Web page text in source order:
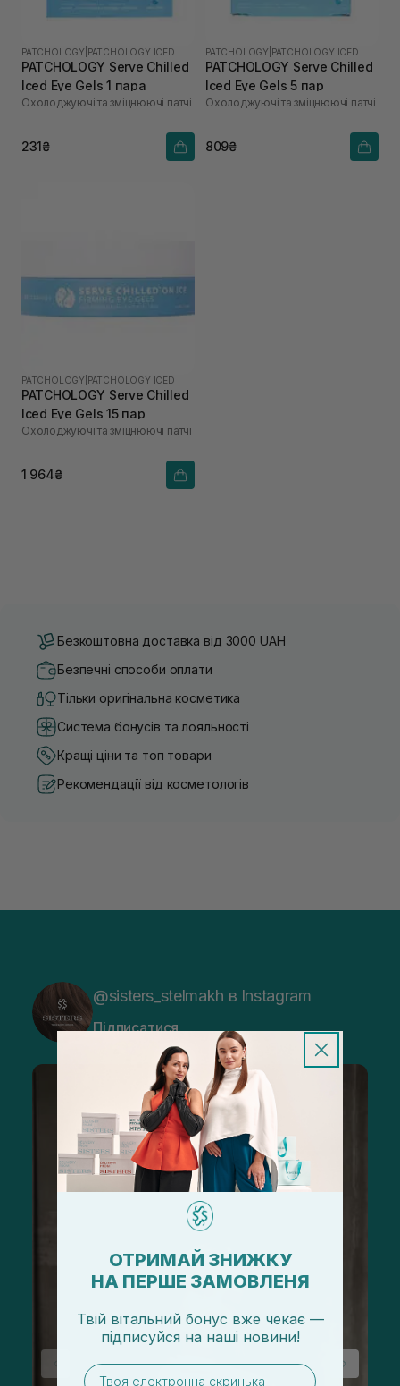
PATCHOLOGY PATCHOLOGY ICED
PATCHOLOGY Serve Chilled
Iced Eye Gels 1 пара
Охолоджуючі та зміцнюючі патчі
231₴
PATCHOLOGY PATCHOLOGY ICED
PATCHOLOGY Serve Chilled
Iced Eye Gels 5 пар
Охолоджуючі та зміцнюючі патчі
809₴
PATCHOLOGY PATCHOLOGY ICED
PATCHOLOGY Serve Chilled
Iced Eye Gels 15 пар
Охолоджуючі та зміцнюючі патчі
1 964₴
Безкоштовна доставка від 3000 UAH
Безпечні способи оплати
Тільки оригінальна косметика
Система бонусів та лояльності
Кращі ціни та топ товари
Рекомендації від косметологів
@sisters_stelmakh в Instagram
Підписатися
ОТРИМАЙ ЗНИЖКУ
НА ПЕРШЕ ЗАМОВЛЕНЯ
Твій вітальний бонус вже чекає —
підписуйся на наші новини!
email